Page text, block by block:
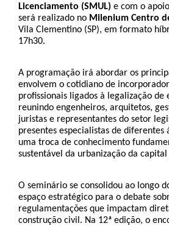
Licenciamento (SMUL) e com o
será realizado no Milenium Centro
Vila Clementino (SP), em formato
17h30.
A programação irá abordar os
envolvem o cotidiano de
profissionais ligados à legalização de
reunindo engenheiros, arquitetos,
juristas e representantes do setor
presentes especialistas de diferentes
uma troca de conhecimento
sustentável da urbanização da
O seminário se consolidou ao longo
espaço estratégico para o debate
regulamentações que impactam
construção civil. Na 12ª edição, o